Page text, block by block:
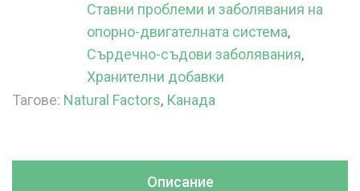
Ставни проблеми и заболявания на
опорно-двигателната система,
Сърдечно-съдови заболявания,
Хранителни добавки
Тагове: Natural Factors, Канада
Описание